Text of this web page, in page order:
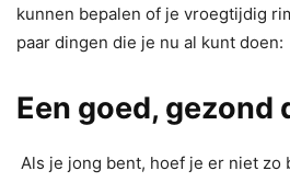
kunnen bepalen of je vroegtijdig
paar dingen die je nu al kunt doen:
Een goed, gezond
Als je jong bent, hoef je er niet zo